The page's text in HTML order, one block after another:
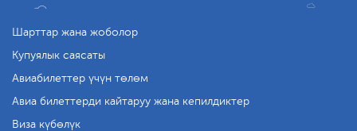
Шарттар жана жоболор
Купуялык саясаты
Авиабилеттер үчүн төлөм
Авиа билеттерди кайтаруу жана кепилдиктер
Виза күбөлүк